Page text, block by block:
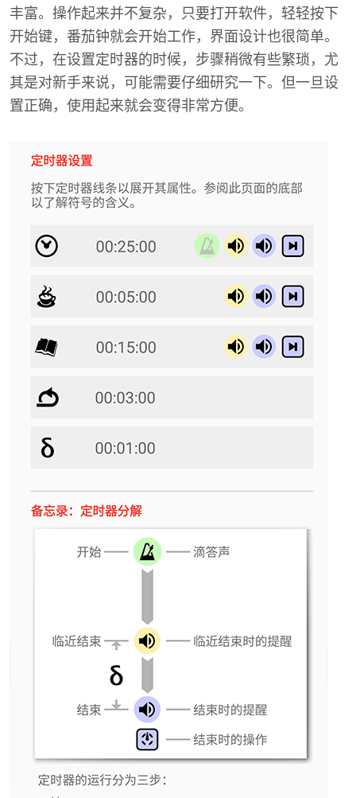
丰富。操作起来并不复杂，只要打开软件，轻轻按下
开始键，番茄钟就会开始工作，界面设计也很简单。
不过，在设置定时器的时候，步骤稍微有些繁琐，尤
其是对新手来说，可能需要仔细研究一下。但一旦设
置正确，使用起来就会变得非常方便。